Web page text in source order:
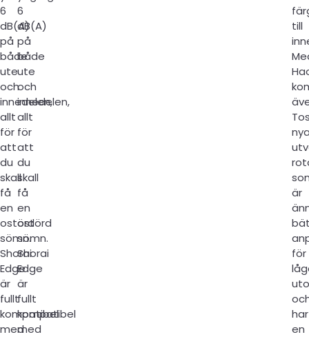
6
dB(A)
på
både
ute
och
innedelen,
allt
för
att
du
skall
få
en
ostörd
sömn.
Shorai
Edge
är
fullt
kompatibel
med
6
dB(A)
på
både
ute
och
innedelen,
allt
för
att
du
skall
få
en
ostörd
sömn.
Shorai
Edge
är
fullt
kompatibel
med
till
är
för
har
en